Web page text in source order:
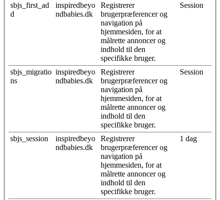
sbjs_first_ad
d
inspiredbeyo
ndbabies.dk
Registrerer
brugerpræferencer og
navigation på
hjemmesiden, for at
målrette annoncer og
indhold til den
specifikke bruger.
Session
sbjs_migratio
ns
inspiredbeyo
ndbabies.dk
Registrerer
brugerpræferencer og
navigation på
hjemmesiden, for at
målrette annoncer og
indhold til den
specifikke bruger.
Session
sbjs_session
inspiredbeyo
ndbabies.dk
Registrerer
brugerpræferencer og
navigation på
hjemmesiden, for at
målrette annoncer og
indhold til den
specifikke bruger.
1 dag